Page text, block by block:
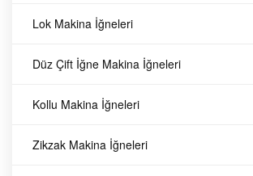
Lok Makina İğneleri
Düz Çift İğne Makina İğneleri
Kollu Makina İğneleri
Zikzak Makina İğneleri
Bıçağı